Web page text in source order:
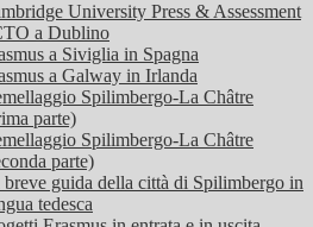
University Press & Assessment
a Dublino
a Siviglia in Spagna
a Galway in Irlanda
Spilimbergo-La Châtre
parte)
Spilimbergo-La Châtre
parte)
breve guida della città di Spilimbergo in
tedesca